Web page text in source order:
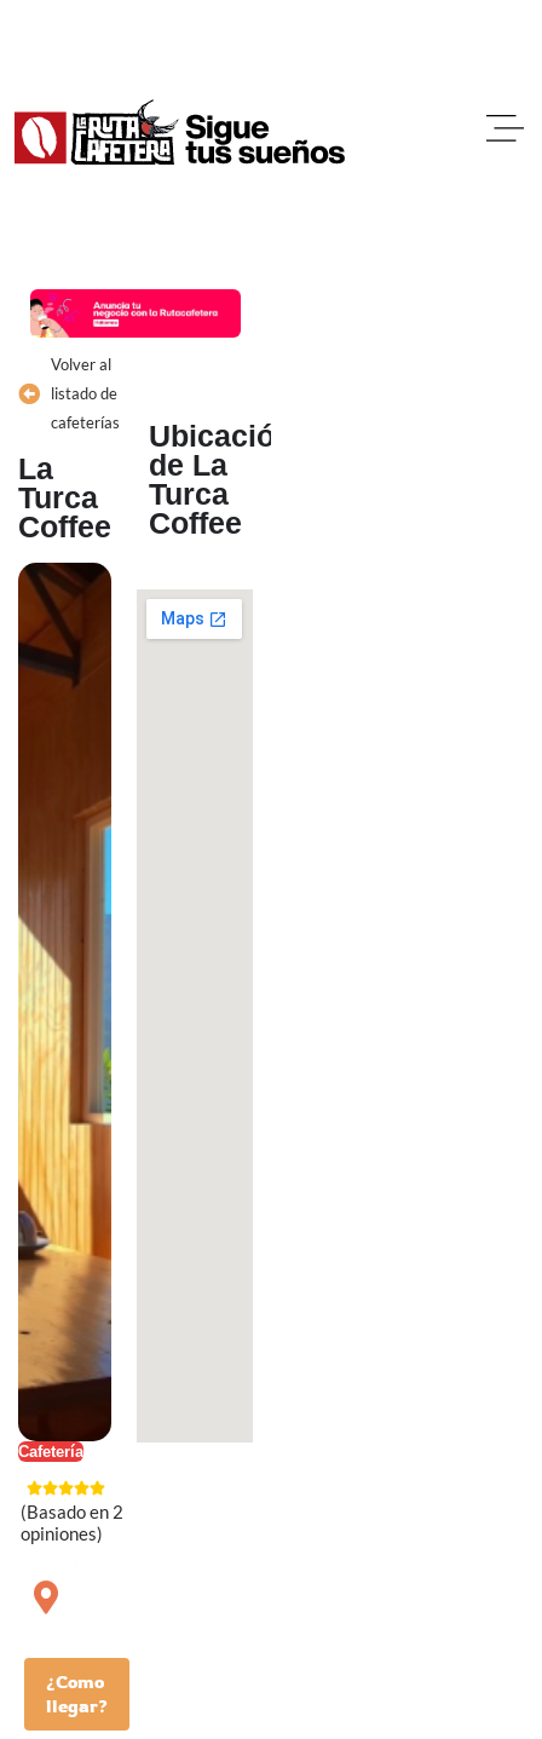
Volver al
listado de
cafeterías
La
Turca
Coffee
Cafetería
(Basado en 2
opiniones)
¿Como
llegar?
Ubicación
de La
Turca
Coffee